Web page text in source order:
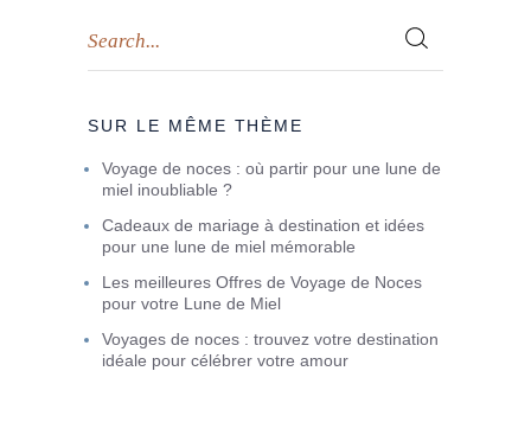
SUR LE MÊME THÈME
Voyage de noces : où partir pour une lune de
miel inoubliable ?
Cadeaux de mariage à destination et idées
pour une lune de miel mémorable
Les meilleures Offres de Voyage de Noces
pour votre Lune de Miel
Voyages de noces : trouvez votre destination
idéale pour célébrer votre amour